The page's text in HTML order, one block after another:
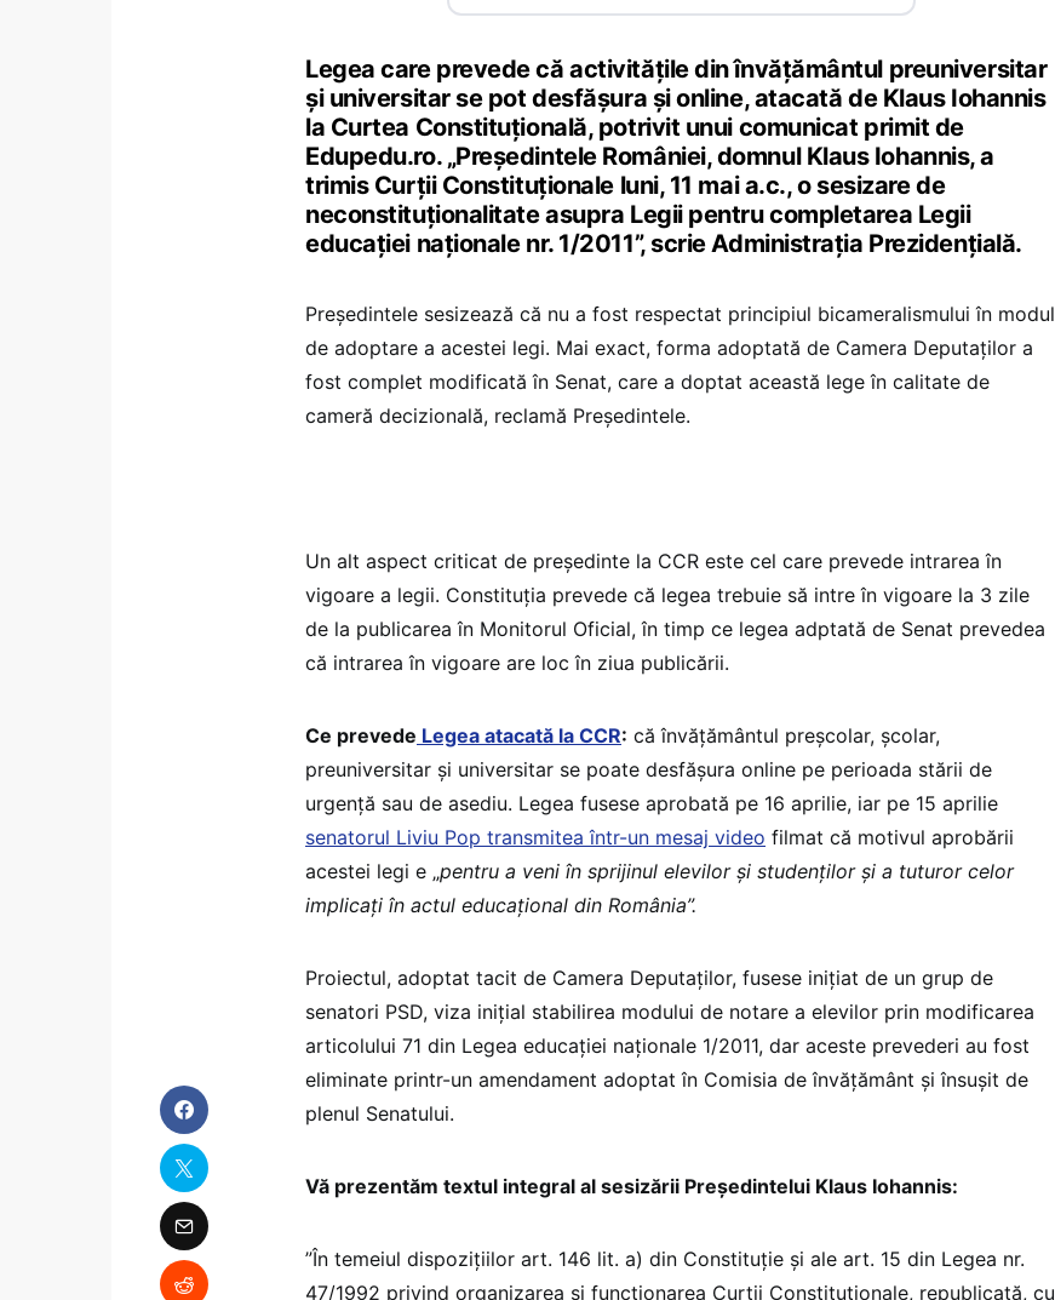
Legea care prevede că activitățile din învățământul preuniversitar
și universitar se pot desfășura și online, atacată de Klaus Iohannis
la Curtea Constituțională, potrivit unui comunicat primit de
Edupedu.ro. „Președintele României, domnul Klaus Iohannis, a
trimis Curții Constituționale luni, 11 mai a.c., o sesizare de
neconstituționalitate asupra Legii pentru completarea Legii
educației naționale nr. 1/2011”, scrie Administrația Prezidențială.
Președintele sesizează că nu a fost respectat principiul bicameralismului în modul
de adoptare a acestei legi. Mai exact, forma adoptată de Camera Deputaților a
fost complet modificată în Senat, care a doptat această lege în calitate de
cameră decizională, reclamă Președintele.
Un alt aspect criticat de președinte la CCR este cel care prevede intrarea în
vigoare a legii. Constituția prevede că legea trebuie să intre în vigoare la 3 zile
de la publicarea în Monitorul Oficial, în timp ce legea adptată de Senat prevedea
că intrarea în vigoare are loc în ziua publicării.
Ce prevede Legea atacată la CCR: că învăţământul preşcolar, şcolar,
preuniversitar şi universitar se poate desfăşura online pe perioada stării de
urgenţă sau de asediu. Legea fusese aprobată pe 16 aprilie, iar pe 15 aprilie
senatorul Liviu Pop transmitea într-un mesaj video filmat că motivul aprobării
acestei legi e „pentru a veni în sprijinul elevilor și studenților și a tuturor celor
implicați în actul educațional din România”.
Proiectul, adoptat tacit de Camera Deputaţilor, fusese iniţiat de un grup de
senatori PSD, viza inițial stabilirea modului de notare a elevilor prin modificarea
articolului 71 din Legea educaţiei naţionale 1/2011, dar aceste prevederi au fost
eliminate printr-un amendament adoptat în Comisia de învăţământ şi însuşit de
plenul Senatului.
Vă prezentăm textul integral al sesizării Președintelui Klaus Iohannis:
”În temeiul dispozițiilor art. 146 lit. a) din Constituție și ale art. 15 din Legea nr.
47/1992 privind organizarea și funcționarea Curții Constituționale, republicată, cu